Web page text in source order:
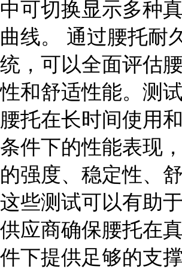
中可切换显示多种
曲线。 通过腰托耐
统，可以全面评估
性和舒适性能。测
腰托在长时间使用
条件下的性能表现
的强度、稳定性、舒
这些测试可以有助
供应商确保腰托在
件下提供足够的支